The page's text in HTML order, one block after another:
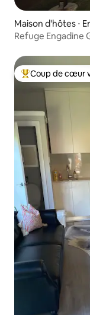
Maison d'hôtes ⋅
Refuge Engadine
Coups de cœur
Coup de cœur